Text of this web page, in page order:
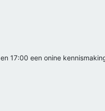
17:00 een onine